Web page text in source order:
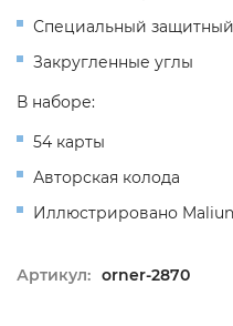
Специальный защитный
Закругленные углы
В наборе:
54 карты
Авторская колода
Иллюстрировано
Артикул: orner-2870